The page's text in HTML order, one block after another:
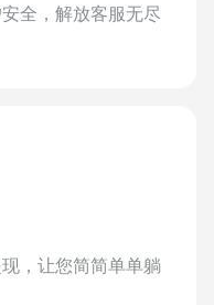
全，解放客服无尽
，让您简简单单躺